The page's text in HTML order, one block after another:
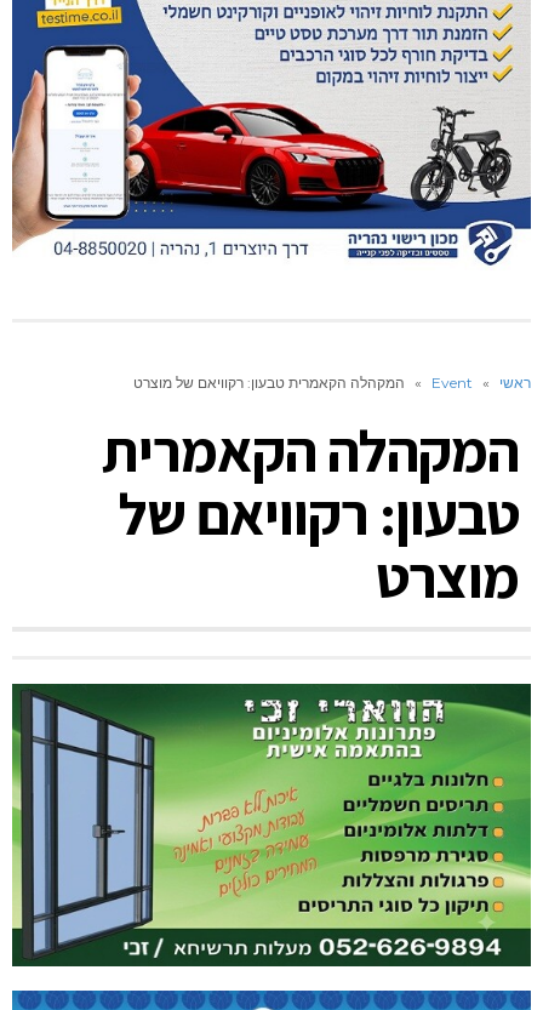
ראשי »
Event
» המקהלה הקאמרית טבעון: רקוויאם של מוצרט
המקהלה הקאמרית
טבעון: רקוויאם של
מוצרט